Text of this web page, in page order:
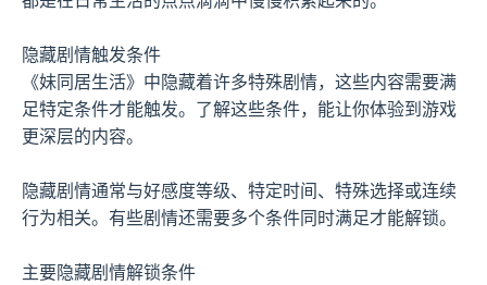
隐藏剧情触发条件
《妹同居生活》中隐藏着许多特殊剧情，这些内容需要满
足特定条件才能触发。了解这些条件，能让你体验到游戏
更深层的内容。
隐藏剧情通常与好感度等级、特定时间、特殊选择或连续
行为相关。有些剧情还需要多个条件同时满足才能解锁。
主要隐藏剧情解锁条件